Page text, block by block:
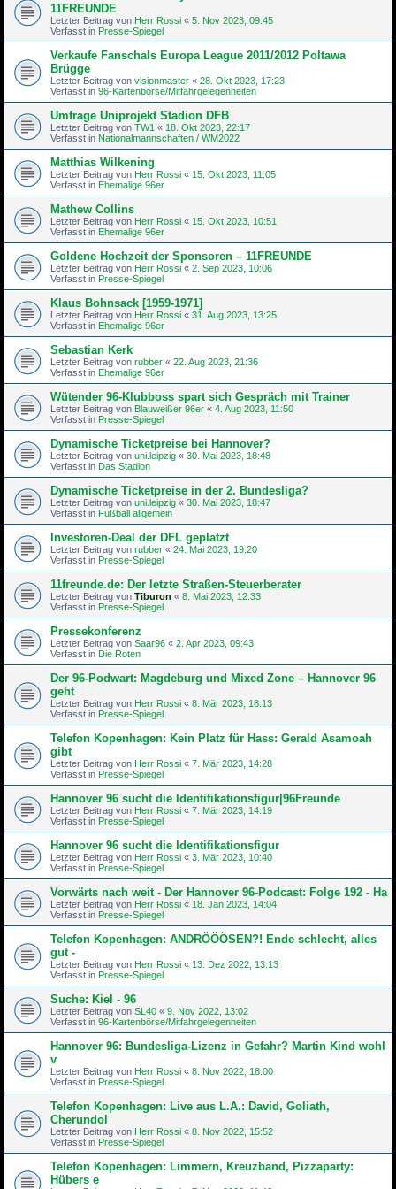
11FREUNDE
Letzter Beitrag von Herr Rossi « 5. Nov 2023, 09:45
Verfasst in Presse-Spiegel
Verkaufe Fanschals Europa League 2011/2012 Poltawa
Brügge
Letzter Beitrag von visionmaster « 28. Okt 2023, 17:23
Verfasst in 96-Kartenbörse/Mitfahrgelegenheiten
Umfrage Uniprojekt Stadion DFB
Letzter Beitrag von TW1 « 18. Okt 2023, 22:17
Verfasst in Nationalmannschaften / WM2022
Matthias Wilkening
Letzter Beitrag von Herr Rossi « 15. Okt 2023, 11:05
Verfasst in Ehemalige 96er
Mathew Collins
Letzter Beitrag von Herr Rossi « 15. Okt 2023, 10:51
Verfasst in Ehemalige 96er
Goldene Hochzeit der Sponsoren – 11FREUNDE
Letzter Beitrag von Herr Rossi « 2. Sep 2023, 10:06
Verfasst in Presse-Spiegel
Klaus Bohnsack [1959-1971]
Letzter Beitrag von Herr Rossi « 31. Aug 2023, 13:25
Verfasst in Ehemalige 96er
Sebastian Kerk
Letzter Beitrag von rubber « 22. Aug 2023, 21:36
Verfasst in Ehemalige 96er
Wütender 96-Klubboss spart sich Gespräch mit Trainer
Letzter Beitrag von Blauweißer 96er « 4. Aug 2023, 11:50
Verfasst in Presse-Spiegel
Dynamische Ticketpreise bei Hannover?
Letzter Beitrag von uni.leipzig « 30. Mai 2023, 18:48
Verfasst in Das Stadion
Dynamische Ticketpreise in der 2. Bundesliga?
Letzter Beitrag von uni.leipzig « 30. Mai 2023, 18:47
Verfasst in Fußball allgemein
Investoren-Deal der DFL geplatzt
Letzter Beitrag von rubber « 24. Mai 2023, 19:20
Verfasst in Presse-Spiegel
11freunde.de: Der letzte Straßen-Steu­er­be­rater
Letzter Beitrag von Tiburon « 8. Mai 2023, 12:33
Verfasst in Presse-Spiegel
Pressekonferenz
Letzter Beitrag von Saar96 « 2. Apr 2023, 09:43
Verfasst in Die Roten
Der 96-Podwart: Magdeburg und Mixed Zone – Hannover 96
geht
Letzter Beitrag von Herr Rossi « 8. Mär 2023, 18:13
Verfasst in Presse-Spiegel
Telefon Kopenhagen: Kein Platz für Hass: Gerald Asamoah
gibt
Letzter Beitrag von Herr Rossi « 7. Mär 2023, 14:28
Verfasst in Presse-Spiegel
Hannover 96 sucht die Identifikationsfigur|96Freunde
Letzter Beitrag von Herr Rossi « 7. Mär 2023, 14:19
Verfasst in Presse-Spiegel
Hannover 96 sucht die Identifikationsfigur
Letzter Beitrag von Herr Rossi « 3. Mär 2023, 10:40
Verfasst in Presse-Spiegel
Vorwärts nach weit - Der Hannover 96-Podcast: Folge 192 - Ha
Letzter Beitrag von Herr Rossi « 18. Jan 2023, 14:04
Verfasst in Presse-Spiegel
Telefon Kopenhagen: ANDRÖÖÖSEN?! Ende schlecht, alles
gut -
Letzter Beitrag von Herr Rossi « 13. Dez 2022, 13:13
Verfasst in Presse-Spiegel
Suche: Kiel - 96
Letzter Beitrag von SL40 « 9. Nov 2022, 13:02
Verfasst in 96-Kartenbörse/Mitfahrgelegenheiten
Hannover 96: Bundesliga-Lizenz in Gefahr? Martin Kind wohl
v
Letzter Beitrag von Herr Rossi « 8. Nov 2022, 18:00
Verfasst in Presse-Spiegel
Telefon Kopenhagen: Live aus L.A.: David, Goliath,
Cherundol
Letzter Beitrag von Herr Rossi « 8. Nov 2022, 15:52
Verfasst in Presse-Spiegel
Telefon Kopenhagen: Limmern, Kreuzband, Pizzaparty:
Hübers e